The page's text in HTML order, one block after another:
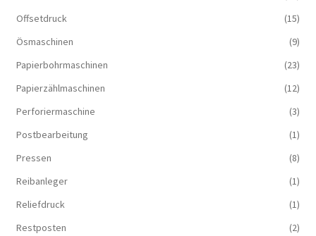
Offsetdruck
(15)
Ösmaschinen
(9)
Papierbohrmaschinen
(23)
Papierzählmaschinen
(12)
Perforiermaschine
(3)
Postbearbeitung
(1)
Pressen
(8)
Reibanleger
(1)
Reliefdruck
(1)
Restposten
(2)